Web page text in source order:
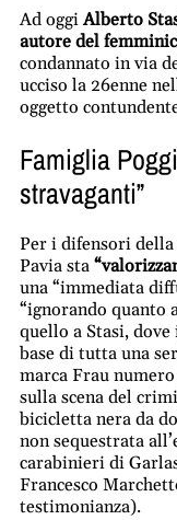
Ad oggiAlberto
autore del
condannato in via
ucciso la 26enne
oggetto
Famiglia
stravaganti”
Per i difensori
Pavia sta
una “immediata
“ignorando quanto
quello a Stasi,
base di tutta una
marca Frau
sulla scena del
bicicletta nera da
non sequestrata
carabinieri di
Francesco
testimonianza).